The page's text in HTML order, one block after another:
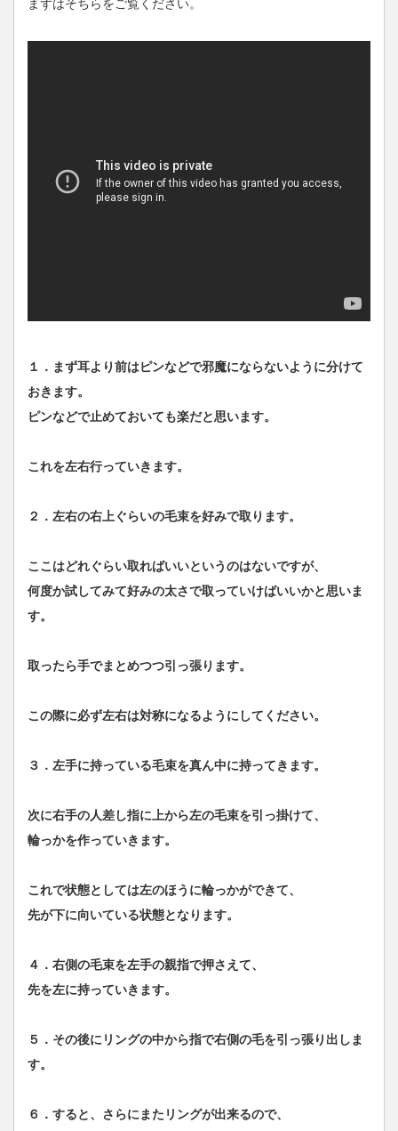
まずはそちらをご覧ください。
１．まず耳より前はピンなどで邪魔にならないように分けて
おきます。
ピンなどで止めておいても楽だと思います。
これを左右行っていきます。
２．左右の右上ぐらいの毛束を好みで取ります。
ここはどれぐらい取ればいいというのはないですが、
何度か試してみて好みの太さで取っていけばいいかと思いま
す。
取ったら手でまとめつつ引っ張ります。
この際に必ず左右は対称になるようにしてください。
３．左手に持っている毛束を真ん中に持ってきます。
次に右手の人差し指に上から左の毛束を引っ掛けて、
輪っかを作っていきます。
これで状態としては左のほうに輪っかができて、
先が下に向いている状態となります。
４．右側の毛束を左手の親指で押さえて、
先を左に持っていきます。
５．その後にリングの中から指で右側の毛を引っ張り出しま
す。
６．すると、さらにまたリングが出来るので、